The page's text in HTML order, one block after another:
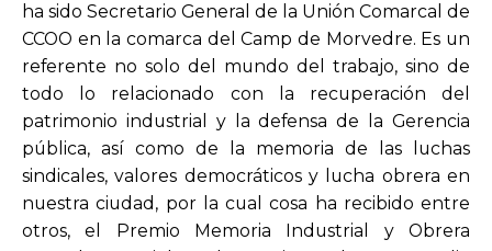
ha sido Secretario General de la Unión Comarcal de
CCOO en la comarca del Camp de Morvedre. Es un
referente no solo del mundo del trabajo, sino de
todo lo relacionado con la recuperación del
patrimonio industrial y la defensa de la Gerencia
pública, así como de la memoria de las luchas
sindicales, valores democráticos y lucha obrera en
nuestra ciudad, por la cual cosa ha recibido entre
otros, el Premio Memoria Industrial y Obrera